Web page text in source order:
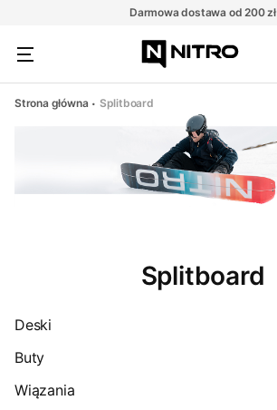
Darmowa dostawa od 200 zł
Strona główna Splitboard
Splitboard
Deski
Buty
Wiązania